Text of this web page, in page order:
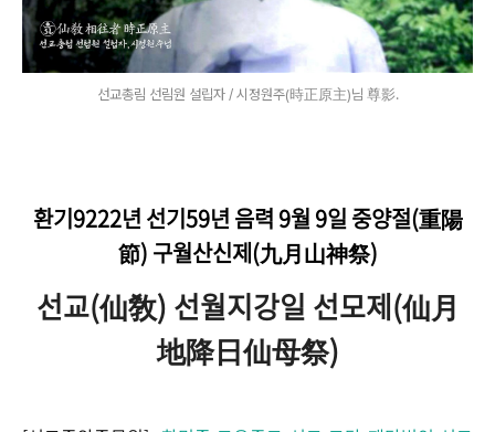
선교총림 선림원 설립자 / 시정원주(時正原主)님 尊影.
환기9222년 선기59년 음력 9월 9일 중양절(重陽
節) 구월산신제(九月山神祭)
선교(仙敎) 선월지강일 선모제(仙月
地降日仙母祭)